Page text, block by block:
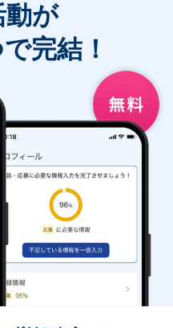
動が
完結！